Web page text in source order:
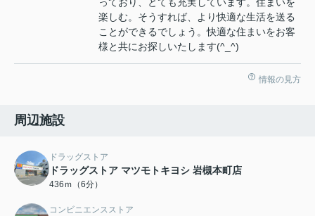
楽しむ。そうすれば、より快適な生活を送る
ことができるでしょう。快適な住まいをお客
様と共にお探しいたします(^_^)
情報の見方
周辺施設
ドラッグストア
ドラッグストア マツモトキヨシ 岩槻本町店
436ｍ（6分）
コンビニエンスストア